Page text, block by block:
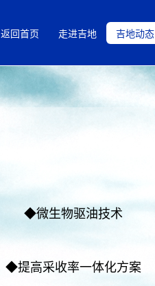
返回首页 走进吉地 吉地动态
◆微生物驱油技术
◆提高采收率一体化方案